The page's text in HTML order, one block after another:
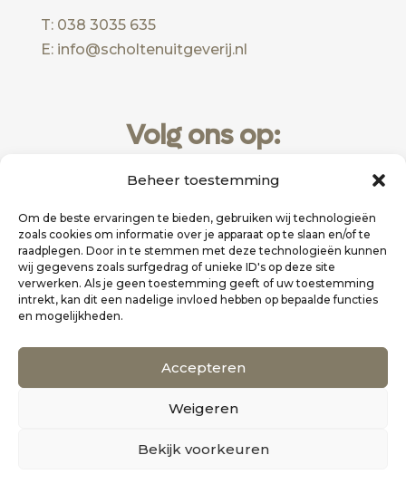
Beheer toestemming
Om de beste ervaringen te bieden, gebruiken wij technologieën
zoals cookies om informatie over je apparaat op te slaan en/of te
raadplegen. Door in te stemmen met deze technologieën kunnen
wij gegevens zoals surfgedrag of unieke ID's op deze site
verwerken. Als je geen toestemming geeft of uw toestemming
intrekt, kan dit een nadelige invloed hebben op bepaalde functies
en mogelijkheden.
Accepteren
Weigeren
Bekijk voorkeuren
T: 038 3035 635
E: info@scholtenuitgeverij.nl
Volg ons op:
Website realisatie doorZakelijk Bereikbaar
Alle rechten voorbehouden